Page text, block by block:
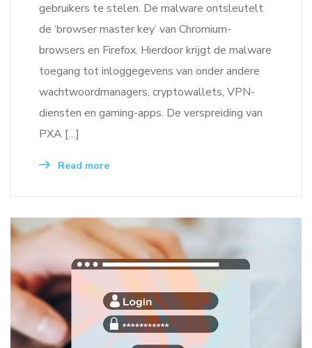
gebruikers te stelen. De malware ontsleutelt
de ‘browser master key’ van Chromium-
browsers en Firefox. Hierdoor krijgt de malware
toegang tot inloggegevens van onder andere
wachtwoordmanagers, cryptowallets, VPN-
diensten en gaming-apps. De verspreiding van
PXA […]
Read more